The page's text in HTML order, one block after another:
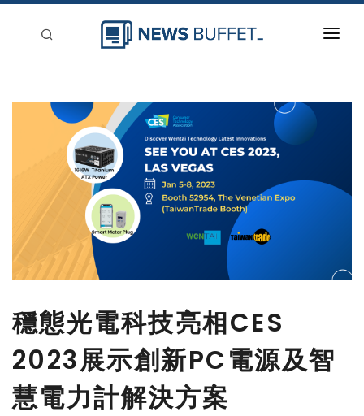
新聞稿分類
登入
穩態光電科技亮相CES
2023展示創新PC電源及智
慧電力計解決方案